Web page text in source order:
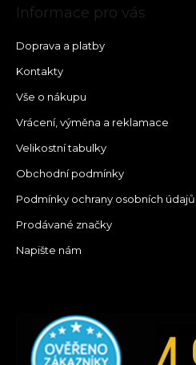
Informace pro vás
Doprava a platby
Kontakty
Vše o nákupu
Vrácení, výměna a reklamace
Velikostní tabulky
Obchodní podmínky
Podmínky ochrany osobních údajů
Prodávané značky
Napište nám